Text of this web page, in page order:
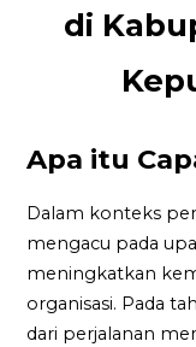
di
Apa itu
Dalam konteks
mengacu pada
meningkatkan
organisasi. Pada
dari perjalanan